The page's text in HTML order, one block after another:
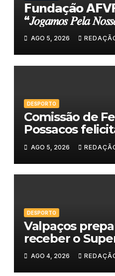
𝗙𝘂𝗻𝗱𝗮𝗰̧𝗮̃𝗼
“𝐽𝑜𝑔𝑎𝑚𝑜𝑠 𝑃𝑒𝑙𝑎
AGO 5, 2026
DESPORTO
Comissão de
Possacos
Torneio de
AGO 5, 2026
DESPORTO
Valpaços
receber o
AGO 4, 2026